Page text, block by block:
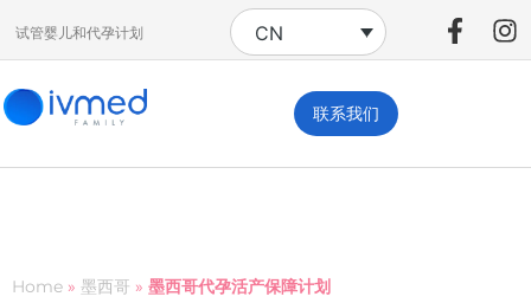
试管婴儿和代孕计划 CN
联系我们
Home » 墨西哥 » 墨西哥代孕活产保障计划